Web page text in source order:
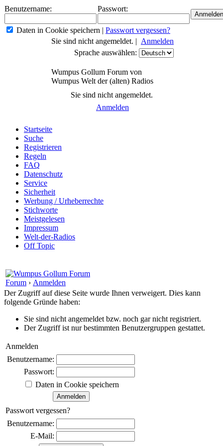
Benutzername: Passwort:
Daten in Cookie speichern | Passwort vergessen?
Sie sind nicht angemeldet. | Anmelden
Sprache auswählen:
Wumpus Gollum Forum von
Wumpus Welt der (alten) Radios
Sie sind nicht angemeldet.
Anmelden
Startseite
Suche
Registrieren
Regeln
FAQ
Datenschutz
Service
Sicherheit
Werbung / Urheberrechte
Stichworte
Meistgelesen
Impressum
Welt-der-Radios
Off Topic
Forum › Anmelden
Der Zugriff auf diese Seite wurde Ihnen verweigert. Dies kann
folgende Gründe haben:
Sie sind nicht angemeldet bzw. noch gar nicht registriert.
Der Zugriff ist nur bestimmten Benutzergruppen gestattet.
Anmelden
Benutzername:
Passwort:
Daten in Cookie speichern
Passwort vergessen?
Benutzername:
E-Mail: